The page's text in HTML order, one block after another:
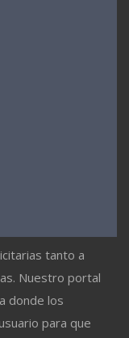
tanto a
Nuestro portal
donde los
para que